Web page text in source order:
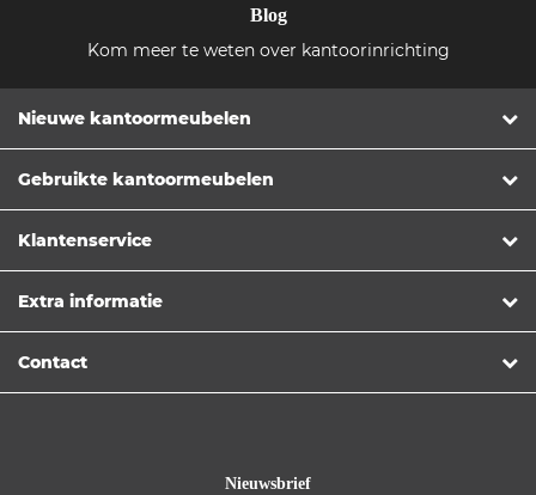
Blog
Kom meer te weten over kantoorinrichting
Nieuwe kantoormeubelen
Gebruikte kantoormeubelen
Klantenservice
Extra informatie
Contact
Nieuwsbrief